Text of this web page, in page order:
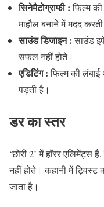
सिनेमैटोग्राफी :फिल्म की
माहौल बनाने में मदद
साउंड डिजाइन :साउंड
सफल नहीं होते।
एडिटिंग :फिल्म की लंबाई
पड़ती है।
डर का स्तर
‘छोरी 2’ में हॉरर एलिमेंट्स
नहीं होते। कहानी में ट्विस्ट
जाता है।